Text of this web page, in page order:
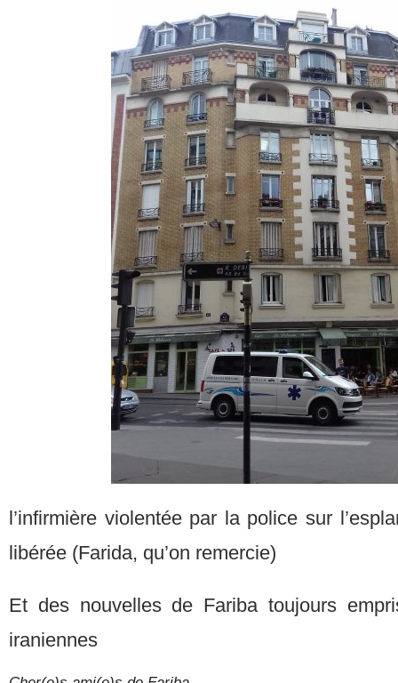
l’infirmière violentée par la police sur
libérée (Farida, qu’on remercie)
Et des nouvelles de Fariba toujours
iraniennes